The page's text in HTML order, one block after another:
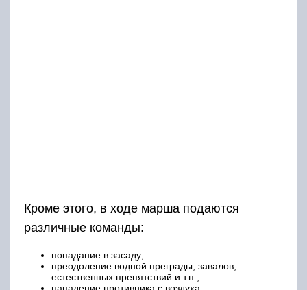
Кроме этого, в ходе марша подаются
различные команды:
попадание в засаду;
преодоление водной преграды, завалов,
естественных препятствий и т.п.;